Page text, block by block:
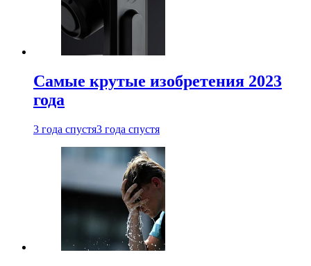
Самые крутые изобретения 2023
года
3 года спустя3 года спустя